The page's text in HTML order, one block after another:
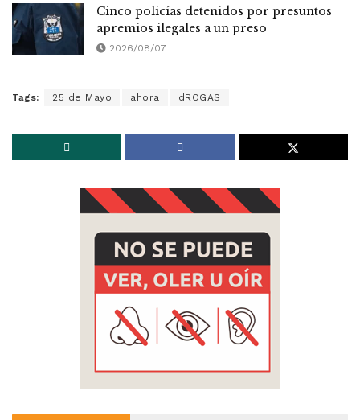
Cinco policías detenidos por presuntos
apremios ilegales a un preso
2026/08/07
Tags: 25 de Mayo ahora dROGAS